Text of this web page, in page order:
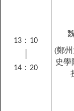
13 ： 10
14 ： 20
(鄭
史學